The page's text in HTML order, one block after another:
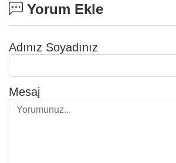
Yorum Ekle
Adınız Soyadınız
Mesaj